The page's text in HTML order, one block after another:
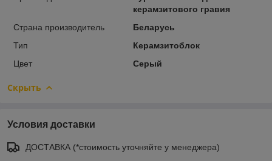
керамзитового гравия
Страна производитель
Беларусь
Тип
Керамзитоблок
Цвет
Серый
Скрыть
Условия доставки
ДОСТАВКА (*стоимость уточняйте у менеджера)